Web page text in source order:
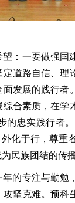
：一要做强
道路自信、
发展的践行
合素质，在
忠实践行者
化于行，尊
民族团结的传
的专注与勤勉
坚克难。预